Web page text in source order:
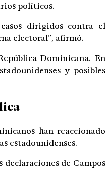
políticos.
dirigidos contra el
electoral”, afirmó.
Dominicana. En
y posibles
han reaccionado
estadounidenses.
de Campos